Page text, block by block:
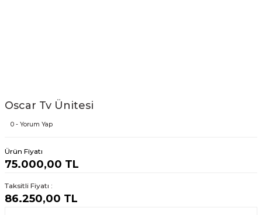
Oscar Tv Ünitesi
0 - Yorum Yap
Ürün Fiyatı
75.000,00 TL
Taksitli Fiyatı :
86.250,00 TL